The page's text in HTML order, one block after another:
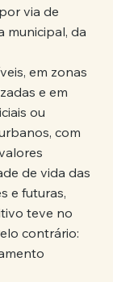
via de
municipal, da
em zonas
e em
ou
com
de vida das
e futuras,
teve no
contrário: